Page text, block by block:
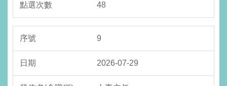
48
9
2026-07-29